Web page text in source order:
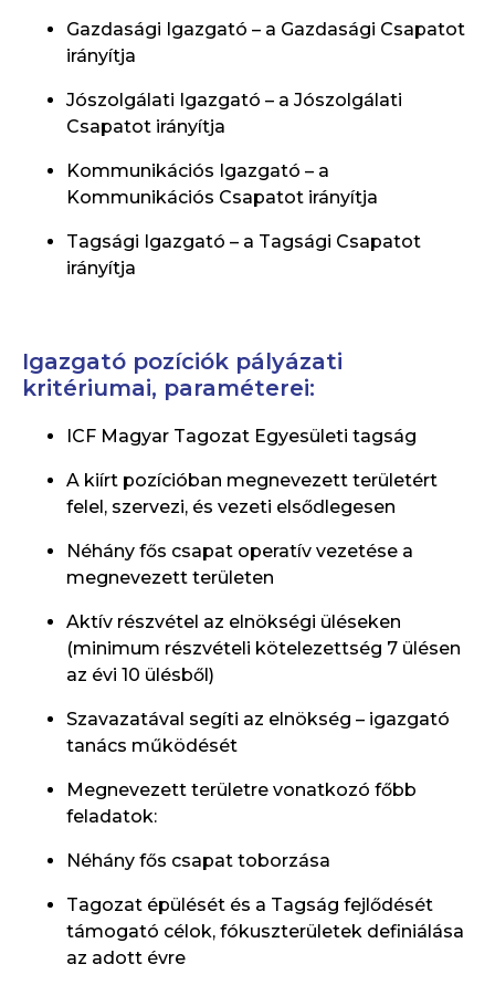
Gazdasági Igazgató – a Gazdasági Csapatot
irányítja
Jószolgálati Igazgató – a Jószolgálati
Csapatot irányítja
Kommunikációs Igazgató – a
Kommunikációs Csapatot irányítja
Tagsági Igazgató – a Tagsági Csapatot
irányítja
Igazgató pozíciók pályázati
kritériumai, paraméterei:
ICF Magyar Tagozat Egyesületi tagság
A kiírt pozícióban megnevezett területért
felel, szervezi, és vezeti elsődlegesen
Néhány fős csapat operatív vezetése a
megnevezett területen
Aktív részvétel az elnökségi üléseken
(minimum részvételi kötelezettség 7 ülésen
az évi 10 ülésből)
Szavazatával segíti az elnökség – igazgató
tanács működését
Megnevezett területre vonatkozó főbb
feladatok:
Néhány fős csapat toborzása
Tagozat épülését és a Tagság fejlődését
támogató célok, fókuszterületek definiálása
az adott évre